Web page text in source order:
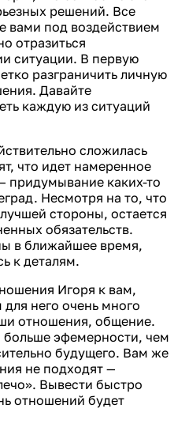
решений. Все
вами под воздействием
отразиться
ситуации. В первую
разграничить личную
Давайте
каждую из ситуаций
сложилась
что идет намеренное
придумывание каких-то
Несмотря на то, что
стороны, остается
обязательств.
в ближайшее время,
к деталям.
Игоря к вам,
него очень много
отношения, общение.
больше эфемерности, чем
будущего. Вам же
не подходят —
Вывести быстро
отношений будет